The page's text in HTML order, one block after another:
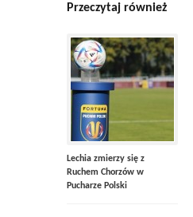
Przeczytaj również
Lechia zmierzy się z
Ruchem Chorzów w
Pucharze Polski